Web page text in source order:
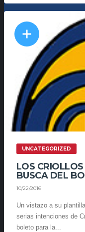
UNCATEGORIZED
LOS
BUSCA DEL
10/22/2016
Un vistazo a su
serias intenciones de
boleto para la...